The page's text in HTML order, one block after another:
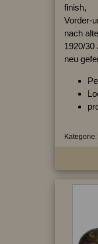
finish,
Vorder-
nach
1920/30
neu
Kategorie: